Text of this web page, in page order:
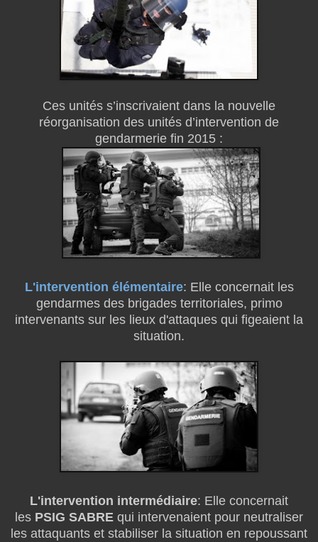
Ces unités s’inscrivaient dans la nouvelle
réorganisation des unités d’intervention de
gendarmerie fin 2015 :
L'intervention élémentaire: Elle concernait les
gendarmes des brigades territoriales, primo
intervenants sur les lieux d'attaques qui figeaient la
situation.
L'intervention intermédiaire: Elle concernait
les PSIG SABRE qui intervenaient pour neutraliser
les attaquants et stabiliser la situation en repoussant